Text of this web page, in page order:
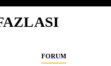
FORUM